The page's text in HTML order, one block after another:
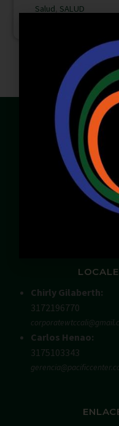
Salud SALUD
WhatsApp: 321
Calle 36N
Chirly Gilaberth:
3172196770
Carlos Henao:
3175103343